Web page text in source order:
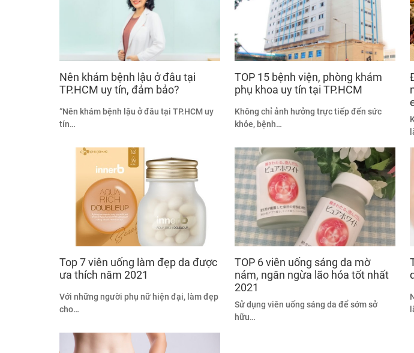
Nên khám bệnh lậu ở đâu tại
TP.HCM uy tín, đảm bảo?
“Nên khám bệnh lậu ở đâu tại TP.HCM uy
tín…
TOP 15 bệnh viện, phòng khám
phụ khoa uy tín tại TP.HCM
Không chỉ ảnh hưởng trực tiếp đến sức
khỏe, bệnh…
Top 7 viên uống làm đẹp da được
ưa thích năm 2021
Với những người phụ nữ hiện đại, làm đẹp
cho…
TOP 6 viên uống sáng da mờ
nám, ngăn ngừa lão hóa tốt nhất
2021
Sử dụng viên uống sáng da để sớm sở
hữu…